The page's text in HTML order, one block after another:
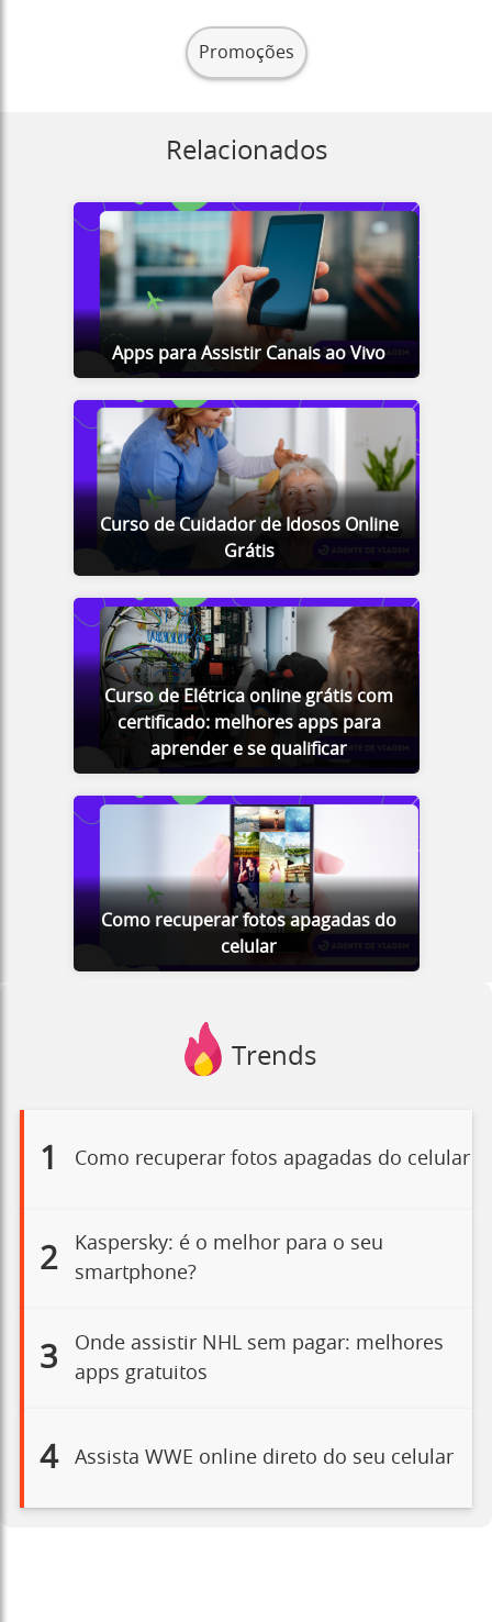
Promoções
Relacionados
Apps para Assistir Canais ao Vivo
Curso de Cuidador de Idosos Online
Grátis
Curso de Elétrica online grátis com
certificado: melhores apps para
aprender e se qualificar
Como recuperar fotos apagadas do
celular
Trends
1 Como recuperar fotos apagadas do celular
2
Kaspersky: é o melhor para o seu
smartphone?
3
Onde assistir NHL sem pagar: melhores
apps gratuitos
4 Assista WWE online direto do seu celular